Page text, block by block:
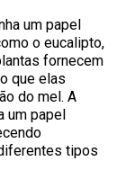
um papel
o eucalipto,
fornecem
que elas
do mel. A
um papel
tipos